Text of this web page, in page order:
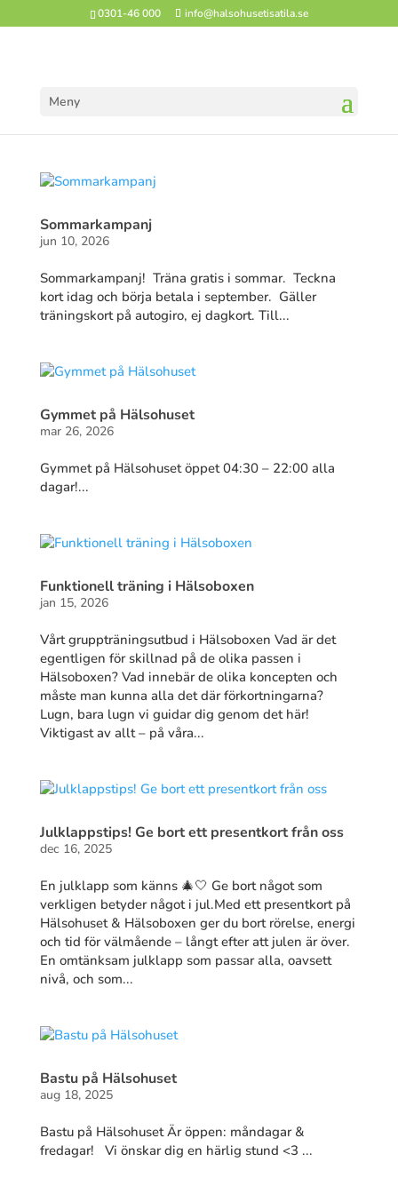
0301-46 000 info@halsohusetisatila.se
Meny
Sommarkampanj
jun 10, 2026
Sommarkampanj! Träna gratis i sommar. Teckna
kort idag och börja betala i september. Gäller
träningskort på autogiro, ej dagkort. Till...
Gymmet på Hälsohuset
mar 26, 2026
Gymmet på Hälsohuset öppet 04:30 – 22:00 alla
dagar!...
Funktionell träning i Hälsoboxen
jan 15, 2026
Vårt gruppträningsutbud i Hälsoboxen Vad är det
egentligen för skillnad på de olika passen i
Hälsoboxen? Vad innebär de olika koncepten och
måste man kunna alla det där förkortningarna?
Lugn, bara lugn vi guidar dig genom det här!
Viktigast av allt – på våra...
Julklappstips! Ge bort ett presentkort från oss
dec 16, 2025
En julklapp som känns 🎄🤍 Ge bort något som
verkligen betyder något i jul.Med ett presentkort på
Hälsohuset & Hälsoboxen ger du bort rörelse, energi
och tid för välmående – långt efter att julen är över.
En omtänksam julklapp som passar alla, oavsett
nivå, och som...
Bastu på Hälsohuset
aug 18, 2025
Bastu på Hälsohuset Är öppen: måndagar &
fredagar! Vi önskar dig en härlig stund <3 ...